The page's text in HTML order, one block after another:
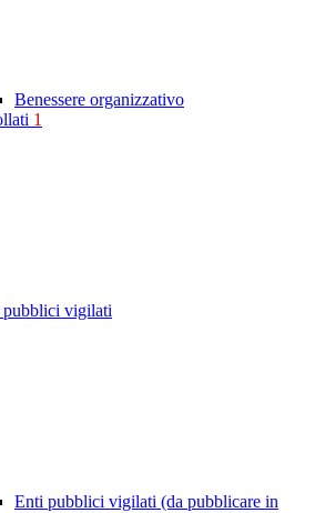
Benessere organizzativo
1
vigilati
Enti pubblici vigilati (da pubblicare in